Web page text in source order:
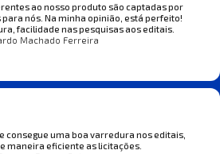
ao nosso produto são captadas por
nós. Na minha opinião, está perfeito!
facilidade nas pesquisas aos editais.
Machado Ferreira
consegue uma boa varredura nos editais,
maneira eficiente as licitações.